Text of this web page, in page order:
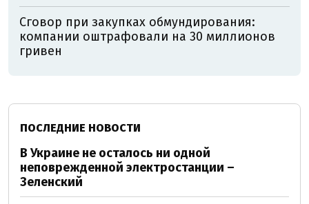
Сговор при закупках обмундирования:
компании оштрафовали на 30 миллионов
гривен
ПОСЛЕДНИЕ НОВОСТИ
В Украине не осталось ни одной
неповрежденной электростанции –
Зеленский